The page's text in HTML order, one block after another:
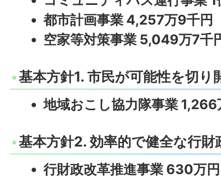
都市計画事業 4,257万9千円
空家等対策事業 5,049万7千
基本方針1. 市民が可能性を切り
地域おこし協力隊事業
基本方針2. 効率的で健全な行財
行財政改革推進事業 630万円